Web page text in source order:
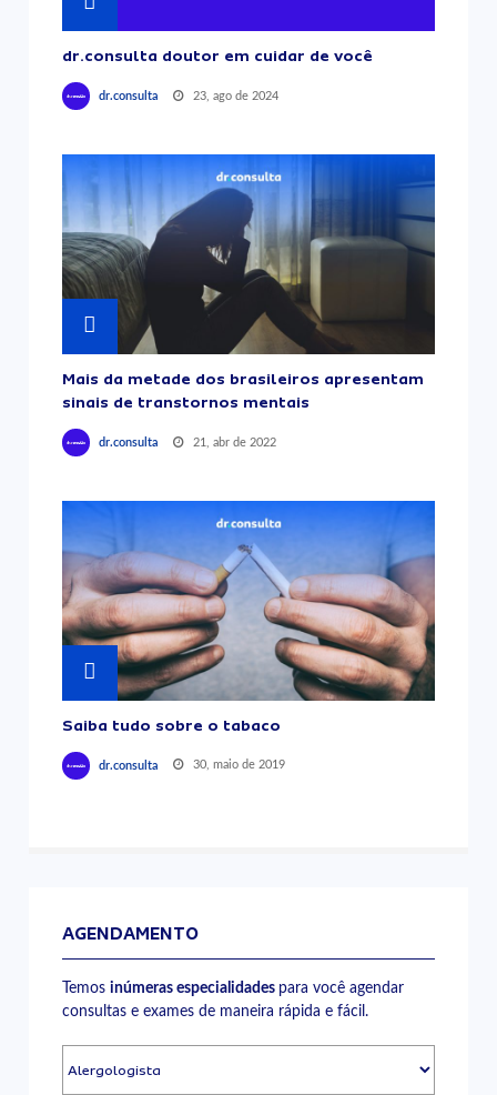
dr.consulta doutor em cuidar de você
dr.consulta 23, ago de 2024
Mais da metade dos brasileiros apresentam
sinais de transtornos mentais
dr.consulta 21, abr de 2022
Saiba tudo sobre o tabaco
dr.consulta 30, maio de 2019
AGENDAMENTO
Temosinúmeras especialidades para você agendar
consultas e exames de maneira rápida e fácil.